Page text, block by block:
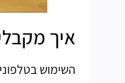
איך
השימוש